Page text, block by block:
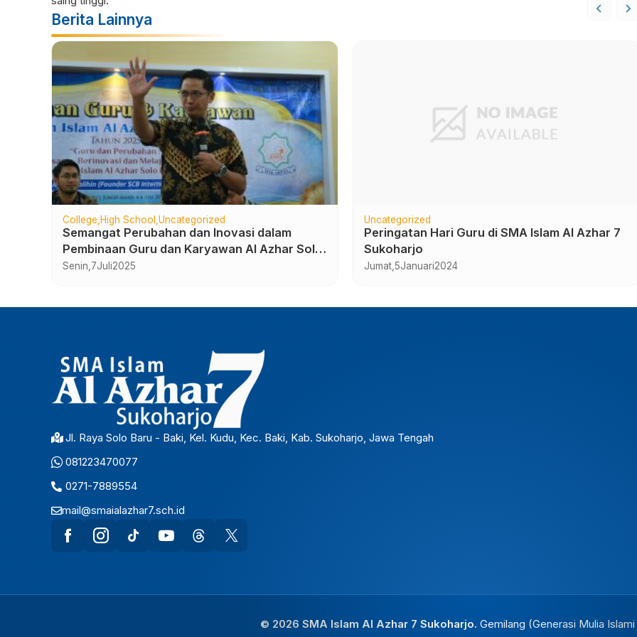
Berita Lainnya
College High School Uncategorized
Semangat Perubahan dan Inovasi dalam
Pembinaan Guru dan Karyawan Al Azhar Solo
Baru Tahun 2025
Senin, 7Juli2025
Uncategorized
Peringatan Hari Guru di SMA Islam Al Azhar 7
Sukoharjo
Jumat, 5Januari2024
Jl. Raya Solo Baru - Baki, Kel. Kudu, Kec. Baki, Kab. Sukoharjo, Jawa Tengah
081223470077
0271-7889554
mail@smaialazhar7.sch.id
© 2026 SMA Islam Al Azhar 7 Sukoharjo. Gemilang (Generasi Mulia